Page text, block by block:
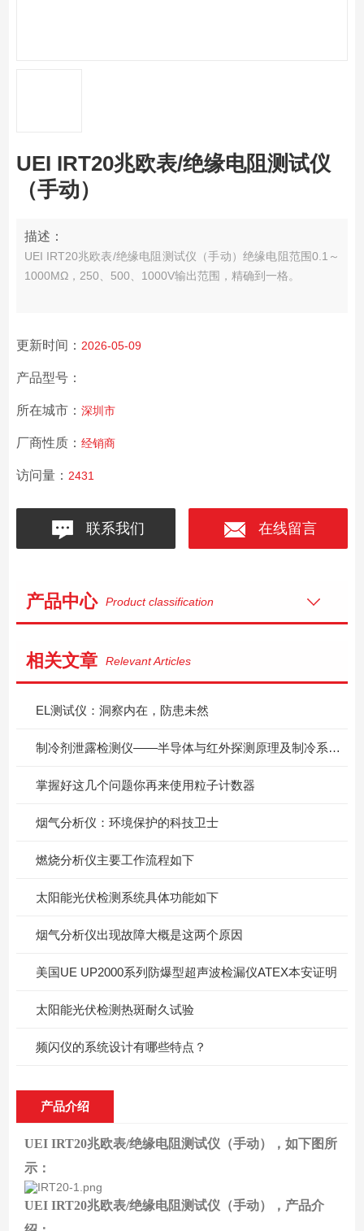
UEI IRT20兆欧表/绝缘电阻测试仪
（手动）
描述：
UEI IRT20兆欧表/绝缘电阻测试仪（手动）绝缘电阻范围0.1～
1000MΩ，250、500、1000V输出范围，精确到一格。
更新时间： 2026-05-09
产品型号：
所在城市： 深圳市
厂商性质： 经销商
访问量： 2431
联系我们 在线留言
产品中心 Product classification
相关文章 Relevant Articles
EL测试仪：洞察内在，防患未然
制冷剂泄露检测仪——半导体与红外探测原理及制冷系统检漏应用
掌握好这几个问题你再来使用粒子计数器
烟气分析仪：环境保护的科技卫士
燃烧分析仪主要工作流程如下
太阳能光伏检测系统具体功能如下
烟气分析仪出现故障大概是这两个原因
美国UE UP2000系列防爆型超声波检漏仪ATEX本安证明
太阳能光伏检测热斑耐久试验
频闪仪的系统设计有哪些特点？
产品介绍
UEI IRT20兆欧表/绝缘电阻测试仪（手动）
，如下图所
示：
UEI IRT20兆欧表/绝缘电阻测试仪（手动）
，产品介